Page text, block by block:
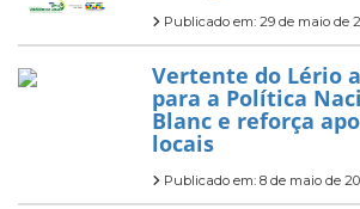
Publicado em: 29 de maio de
Vertente do Lério
para a Política
Blanc e reforça
locais
Publicado em: 8 de maio de